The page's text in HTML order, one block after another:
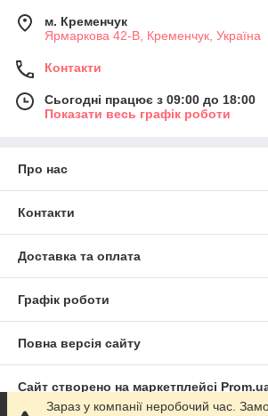
м. Кременчук
Ярмаркова 42-В, Кременчук, Україна
Контакти
Сьогодні працює з 09:00 до 18:00
Показати весь графік роботи
Про нас
Контакти
Доставка та оплата
Графік роботи
Повна версія сайту
Сайт створено на маркетплейсі
Зараз у компанії неробочий час.